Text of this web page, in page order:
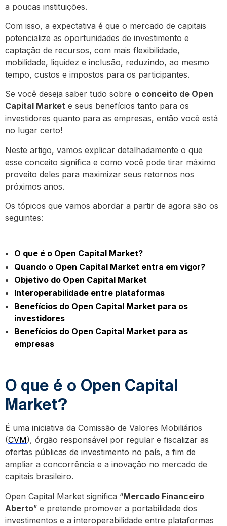
a poucas instituições.
Com isso, a expectativa é que o mercado de capitais
potencialize as oportunidades de investimento e
captação de recursos, com mais flexibilidade,
mobilidade, liquidez e inclusão, reduzindo, ao mesmo
tempo, custos e impostos para os participantes.
Se você deseja saber tudo sobre o conceito de Open
Capital Market e seus benefícios tanto para os
investidores quanto para as empresas, então você está
no lugar certo!
Neste artigo, vamos explicar detalhadamente o que
esse conceito significa e como você pode tirar máximo
proveito deles para maximizar seus retornos nos
próximos anos.
Os tópicos que vamos abordar a partir de agora são os
seguintes:
O que é o Open Capital Market?
Quando o Open Capital Market entra em vigor?
Objetivo do Open Capital Market
Interoperabilidade entre plataformas
Benefícios do Open Capital Market para os
investidores
Benefícios do Open Capital Market para as
empresas
O que é o Open Capital
Market?
É uma iniciativa da Comissão de Valores Mobiliários
(CVM), órgão responsável por regular e fiscalizar as
ofertas públicas de investimento no país, a fim de
ampliar a concorrência e a inovação no mercado de
capitais brasileiro.
Open Capital Market significa “Mercado Financeiro
Aberto” e pretende promover a portabilidade dos
investimentos e a interoperabilidade entre plataformas